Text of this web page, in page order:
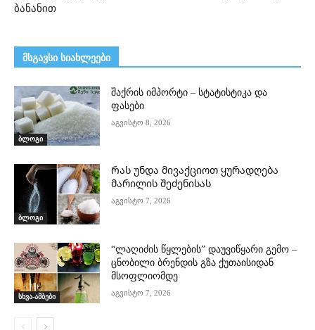
ბანანით
მსგავსი სიახლეები
ბლოგი
შაქრის იმპორტი – სტატისტიკა და
ფასები
აგვისტო 8, 2026
ბლოგი
Რას უნდა მივაქციოთ ყურადღება
მარილის შეძენისას
აგვისტო 7, 2026
სხვა-ამბები
“ლაღიძის წყლების” დაუვიწყარი გემო –
ცნობილი ბრენდის გზა ქუთაისიდან
მსოფლიომდე
აგვისტო 7, 2026